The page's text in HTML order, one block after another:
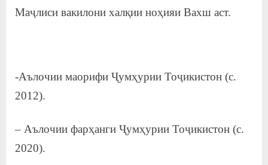
Маҷлиси вакилони халқии ноҳияи Вахш аст.
-Аълочии маорифи Ҷумҳурии Тоҷикистон (с.
2012).
– Аълочии фарҳанги Ҷумҳурии Тоҷикистон (с.
2020).